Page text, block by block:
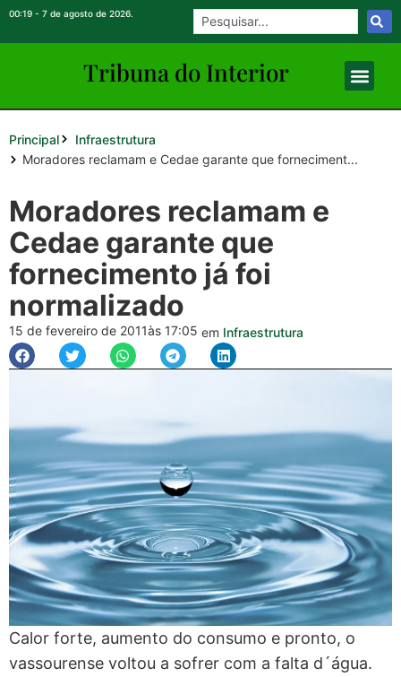
00:19 - 7 de agosto de 2026.
Tribuna do Interior
Principal
Infraestrutura
Moradores reclamam e Cedae garante que forneciment...
Moradores reclamam e
Cedae garante que
fornecimento já foi
normalizado
15 de fevereiro de 2011às 17:05 em Infraestrutura
Calor forte, aumento do consumo e pronto, o
vassourense voltou a sofrer com a falta d´água.